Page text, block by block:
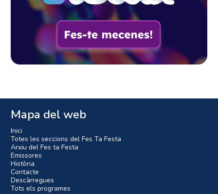
Mapa del web
Inici
Totes les seccions del Fes Ta Festa
Arxiu del Fes ta Festa
Emissores
Història
Contacte
Descàrregues
Tots els programes